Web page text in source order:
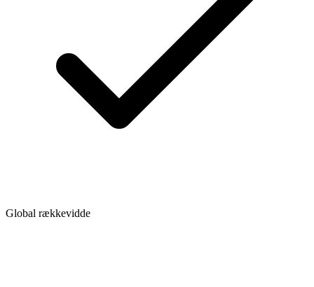
Global rækkevidde